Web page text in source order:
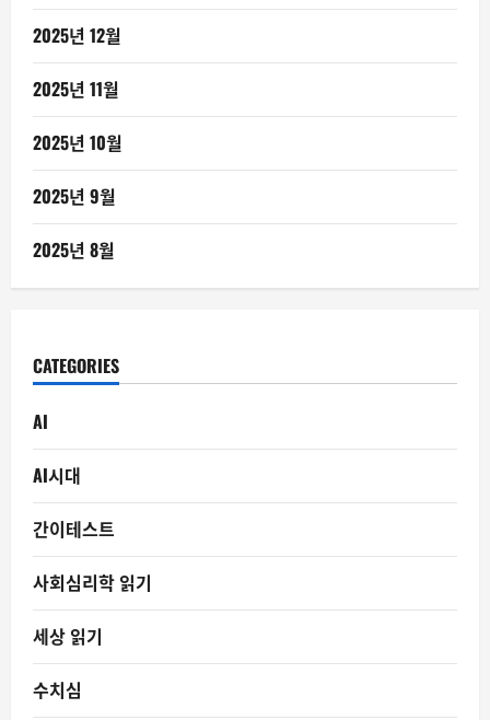
2025년 12월
2025년 11월
2025년 10월
2025년 9월
2025년 8월
CATEGORIES
AI
AI시대
간이테스트
사회심리학 읽기
세상 읽기
수치심